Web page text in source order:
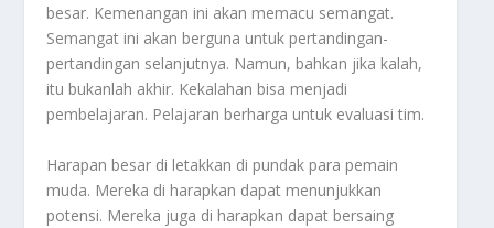
besar. Kemenangan ini akan memacu semangat.
Semangat ini akan berguna untuk pertandingan-
pertandingan selanjutnya. Namun, bahkan jika kalah,
itu bukanlah akhir. Kekalahan bisa menjadi
pembelajaran. Pelajaran berharga untuk evaluasi tim.
Harapan besar di letakkan di pundak para pemain
muda. Mereka di harapkan dapat menunjukkan
potensi. Mereka juga di harapkan dapat bersaing